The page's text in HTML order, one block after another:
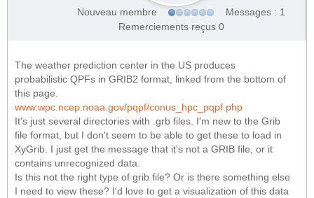
Nouveau membre
Messages : 1
Remerciements reçus 0
The weather prediction center in the US produces
probabilistic QPFs in GRIB2 format, linked from the bottom of
this page.
www.wpc.ncep.noaa.gov/pqpf/conus_hpc_pqpf.php
It's just several directories with .grb files. I'm new to the Grib
file format, but I don't seem to be able to get these to load in
XyGrib. I just get the message that it's not a GRIB file, or it
contains unrecognized data.
Is this not the right type of grib file? Or is there something else
I need to view these? I'd love to get a visualization of this data